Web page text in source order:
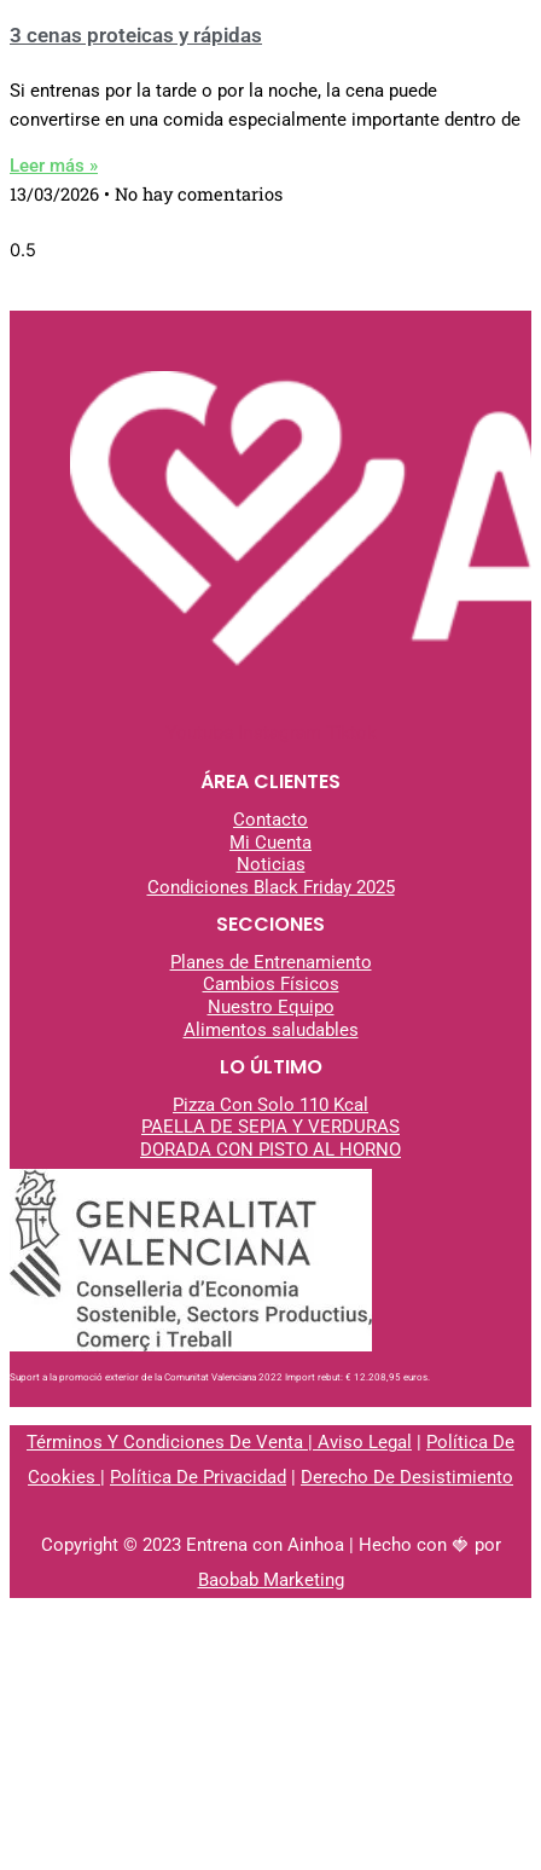
3 cenas proteicas y rápidas
Si entrenas por la tarde o por la noche, la cena puede
convertirse en una comida especialmente importante dentro de
Leer más »
13/03/2026 No hay comentarios
ÁREA CLIENTES
Contacto
Mi Cuenta
Noticias
Condiciones Black Friday 2025
SECCIONES
Planes de Entrenamiento
Cambios Físicos
Nuestro Equipo
Alimentos saludables
LO ÚLTIMO
Pizza Con Solo 110 Kcal
PAELLA DE SEPIA Y VERDURAS
DORADA CON PISTO AL HORNO
Suport a la promoció exterior de la Comunitat Valenciana 2022 Import rebut: € 12.208,95 euros.
Términos Y Condiciones De Venta | Aviso Legal | Política De
Cookies | Política De Privacidad | Derecho De Desistimiento
Copyright © 2023 Entrena con Ainhoa | Hecho con 🍓 por
Baobab Marketing